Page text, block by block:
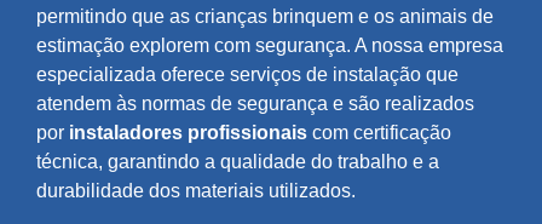
permitindo que as crianças brinquem e os animais de
estimação explorem com segurança. A nossa empresa
especializada oferece serviços de instalação que
atendem às normas de segurança e são realizados
por instaladores profissionais com certificação
técnica, garantindo a qualidade do trabalho e a
durabilidade dos materiais utilizados.